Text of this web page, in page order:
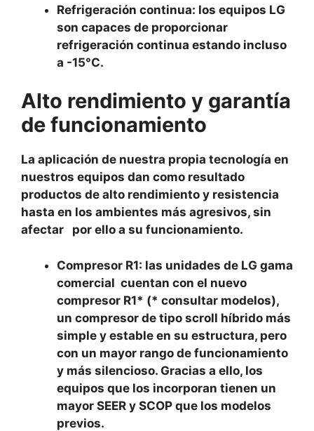
Refrigeración continua: los equipos LG
son capaces de proporcionar
refrigeración continua estando incluso
a -15°C.
Alto rendimiento y garantía
de funcionamiento
La aplicación de nuestra propia tecnología en
nuestros equipos dan como resultado
productos de alto rendimiento y resistencia
hasta en los ambientes más agresivos, sin
afectar por ello a su funcionamiento.
Compresor R1: las unidades de LG gama
comercial cuentan con el nuevo
compresor R1* (* consultar modelos),
un compresor de tipo scroll híbrido más
simple y estable en su estructura, pero
con un mayor rango de funcionamiento
y más silencioso. Gracias a ello, los
equipos que los incorporan tienen un
mayor SEER y SCOP que los modelos
previos.